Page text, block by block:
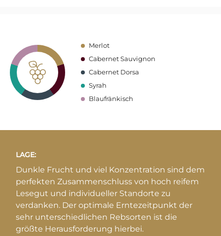
Merlot
Cabernet Sauvignon
Cabernet Dorsa
Syrah
Blaufränkisch
LAGE:
Dunkle Frucht und viel Konzentration sind dem
perfekten Zusammenschluss von hoch reifem
Lesegut und individueller Standorte zu
verdanken. Der optimale Erntezeitpunkt der
sehr unterschiedlichen Rebsorten ist die
größte Herausforderung hierbei.